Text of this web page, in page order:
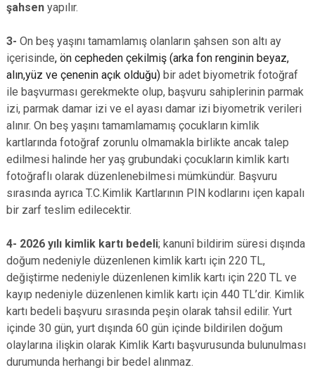
şahsen yapılır.
3- On beş yaşını tamamlamış olanların şahsen son altı ay
içerisinde, ön cepheden çekilmiş (arka fon renginin beyaz,
alın,yüz ve çenenin açık olduğu) bir adet biyometrik fotoğraf
ile başvurması gerekmekte olup, başvuru sahiplerinin parmak
izi, parmak damar izi ve el ayası damar izi biyometrik verileri
alınır. On beş yaşını tamamlamamış çocukların kimlik
kartlarında fotoğraf zorunlu olmamakla birlikte ancak talep
edilmesi halinde her yaş grubundaki çocukların kimlik kartı
fotoğraflı olarak düzenlenebilmesi mümkündür. Başvuru
sırasında ayrıca T.C.Kimlik Kartlarının PIN kodlarını içen kapalı
bir zarf teslim edilecektir.
4- 2026 yılı kimlik kartı bedeli; kanunî bildirim süresi dışında
doğum nedeniyle düzenlenen kimlik kartı için 220 TL,
değiştirme nedeniyle düzenlenen kimlik kartı için 220 TL ve
kayıp nedeniyle düzenlenen kimlik kartı için 440 TL’dir. Kimlik
kartı bedeli başvuru sırasında peşin olarak tahsil edilir. Yurt
içinde 30 gün, yurt dışında 60 gün içinde bildirilen doğum
olaylarına ilişkin olarak Kimlik Kartı başvurusunda bulunulması
durumunda herhangi bir bedel alınmaz.